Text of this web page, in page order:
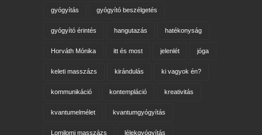
gyógyítás gyógyító beszélgetés
gyógyító érintés hangutazás hatékonyság
Horváth Mónika itt és most jelenlét jóga
keleti masszázs kirándulás ki vagyok én?
kommunikáció kontempláció kreativitás
kvantumelmélet kvantumgyógyítás
Lomilomi masszázs lélekgyógyítás